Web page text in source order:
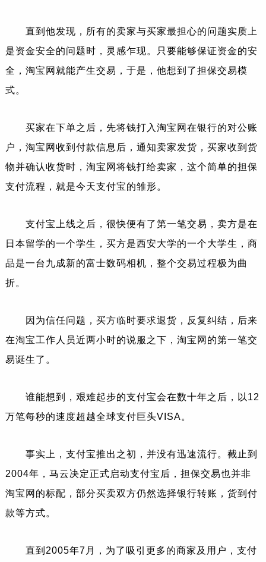
直到他发现，所有的卖家与买家最担心的问题实质上
是资金安全的问题时，灵感乍现。只要能够保证资金的安
全，淘宝网就能产生交易，于是，他想到了担保交易模
式。
买家在下单之后，先将钱打入淘宝网在银行的对公账
户，淘宝网收到付款信息后，通知卖家发货，买家收到货
物并确认收货时，淘宝网将钱打给卖家，这个简单的担保
支付流程，就是今天支付宝的雏形。
支付宝上线之后，很快便有了第一笔交易，卖方是在
日本留学的一个学生，买方是西安大学的一个大学生，商
品是一台九成新的富士数码相机，整个交易过程极为曲
折。
因为信任问题，买方临时要求退货，反复纠结，后来
在淘宝工作人员近两小时的说服之下，淘宝网的第一笔交
易诞生了。
谁能想到，艰难起步的支付宝会在数十年之后，以12
万笔每秒的速度超越全球支付巨头VISA。
事实上，支付宝推出之初，并没有迅速流行。截止到
2004年，马云决定正式启动支付宝后，担保交易也并非
淘宝网的标配，部分买卖双方仍然选择银行转账，货到付
款等方式。
直到2005年7月，为了吸引更多的商家及用户，支付